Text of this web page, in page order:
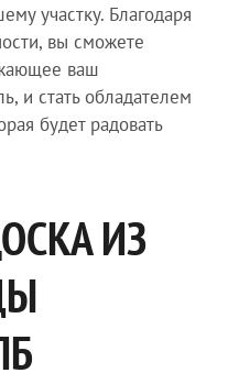
участку. Благодаря
вы сможете
ваш
и стать обладателем
будет радовать
ИЗ